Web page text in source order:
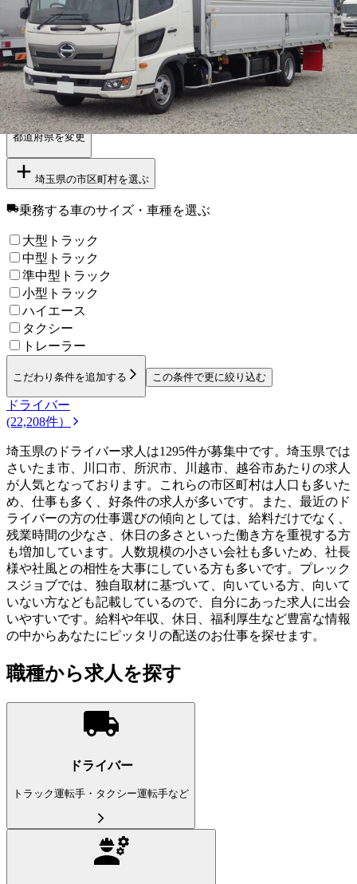
【関東】他の都道府県から探す
栃木県群馬県千葉県 東京都神奈川県茨城県
勤務エリア
都道府県を変更
埼玉県の市区町村を選ぶ
乗務する車のサイズ・車種を選ぶ
大型トラック
中型トラック
準中型トラック
小型トラック
ハイエース
タクシー
トレーラー
こだわり条件を追加する この条件で更に絞り込む
ドライバー
(22,208件）
埼玉県のドライバー求人は1295件が募集中です。埼玉県では
さいたま市、川口市、所沢市、川越市、越谷市あたりの求人
が人気となっております。これらの市区町村は人口も多いた
め、仕事も多く、好条件の求人が多いです。また、最近のド
ライバーの方の仕事選びの傾向としては、給料だけでなく、
残業時間の少なさ、休日の多さといった働き方を重視する方
も増加しています。人数規模の小さい会社も多いため、社長
様や社風との相性を大事にしている方も多いです。プレック
スジョブでは、独自取材に基づいて、向いている方、向いて
いない方なども記載しているので、自分にあった求人に出会
いやすいです。給料や年収、休日、福利厚生など豊富な情報
の中からあなたにピッタリの配送のお仕事を探せます。
職種から求人を探す
ドライバー
トラック運転手・タクシー運転手など